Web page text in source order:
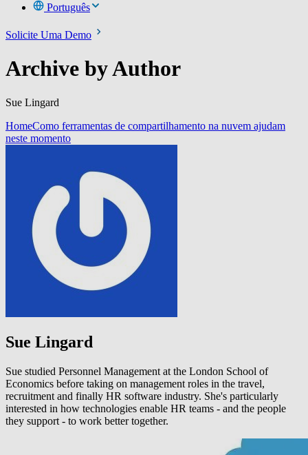
Português
Solicite Uma Demo
Archive by Author
Sue Lingard
HomeComo ferramentas de compartilhamento na nuvem ajudam
neste momento
Sue Lingard
Sue studied Personnel Management at the London School of
Economics before taking on management roles in the travel,
recruitment and finally HR software industry. She's particularly
interested in how technologies enable HR teams - and the people
they support - to work better together.